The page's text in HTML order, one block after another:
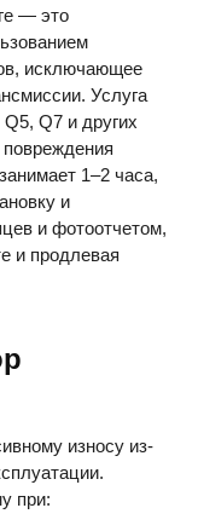
— это
исключающее
Услуга
Q7 и других
повреждения
1–2 часа,
и
и фотоотчетом,
и продлевая
износу из-
при: